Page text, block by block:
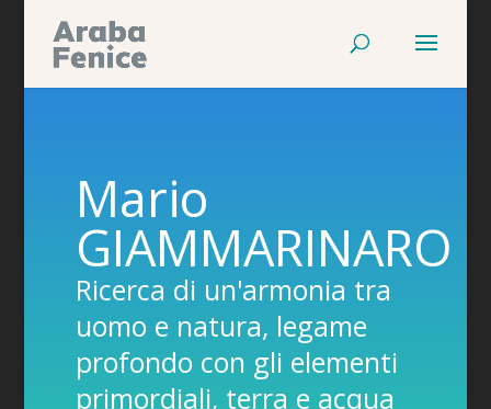
Mario
GIAMMARINARO
Ricerca di un'armonia tra
uomo e natura, legame
profondo con gli elementi
primordiali, terra e acqua